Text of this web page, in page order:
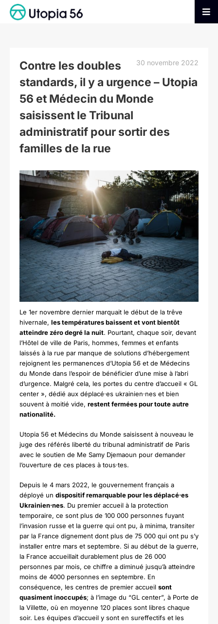
Passer
S’INFORMER
ADHÉRER
FAIRE UN DON
30 novembre 2022
Contre les doubles
standards, il y a urgence – Utopia
56 et Médecin du Monde
saisissent le Tribunal
administratif pour sortir des
familles de la rue
Voir
l'image
Le 1er novembre dernier marquait le début de la trêve
hivernale, les températures baissent et vont bientôt
atteindre zéro degré la nuit. Pourtant, chaque soir, devant
l’Hôtel de ville de Paris, hommes, femmes et enfants
laissés à la rue par manque de solutions d’hébergement
rejoignent les permanences d’Utopia 56 et de Médecins
du Monde dans l’espoir de bénéficier d’une mise à l’abri
d’urgence. Malgré cela, les portes du centre d’accueil « GL
center », dédié aux déplacé·es ukrainien·nes et bien
souvent à moitié vide, restent fermées pour toute autre
nationalité.
Utopia 56 et Médecins du Monde saisissent à nouveau le
juge des référés liberté du tribunal administratif de Paris
avec le soutien de Me Samy Djemaoun pour demander
l’ouverture de ces places à tous·tes.
Depuis le 4 mars 2022, le gouvernement français a
déployé un dispositif remarquable pour les déplacé·es
Ukrainien·nes. Du premier accueil à la protection
temporaire, ce sont plus de 100 000 personnes fuyant
l’invasion russe et la guerre qui ont pu, à minima, transiter
par la France dignement dont plus de 75 000 qui ont pu s’y
installer entre mars et septembre. Si au début de la guerre,
la France accueillait durablement plus de 26 000
personnes par mois, ce chiffre a diminué jusqu’à atteindre
moins de 4000 personnes en septembre. En
conséquence, les centres de premier accueil sont
quasiment inoccupés; à l’image du “GL center”, à Porte de
la Villette, où en moyenne 120 places sont libres chaque
soir. Les équipes d’accueil y sont en sureffectifs et les